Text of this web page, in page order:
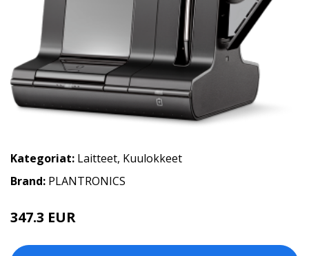
Kategoriat: Laitteet, Kuulokkeet
Brand: PLANTRONICS
347.3 EUR